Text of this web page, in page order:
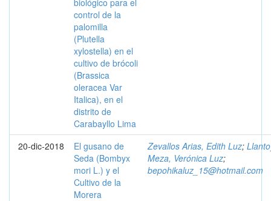
biológico para el
control de la
palomilla
(Plutella
xylostella) en el
cultivo de brócoli
(Brassica
oleracea Var
Italica), en el
distrito de
Carabayllo Lima
20-dic-2018
El gusano de
Seda (Bombyx
mori L.) y el
Cultivo de la
Morera
Zevallos Arias, Edith Luz;
Meza, Verónica Luz;
bepohikaluz_15@hotmail.com